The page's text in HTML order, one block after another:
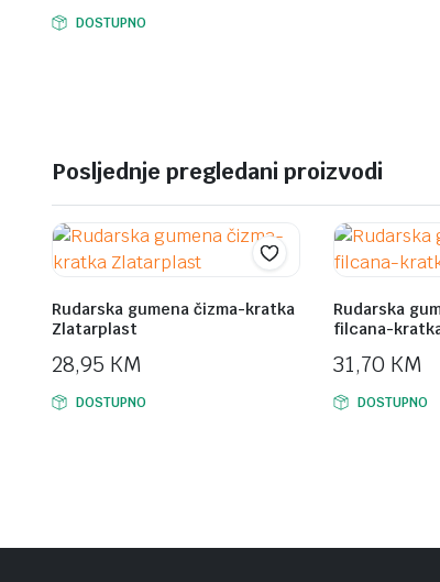
DOSTUPNO
Posljednje pregledani proizvodi
Rudarska gumena čizma-kratka
Zlatarplast
28,95 KM
DOSTUPNO
Rudarska
filcana-
31,70 KM
DOSTUPNO